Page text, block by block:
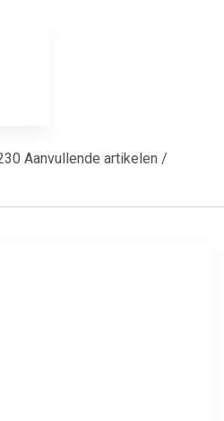
Aanvullende artikelen /